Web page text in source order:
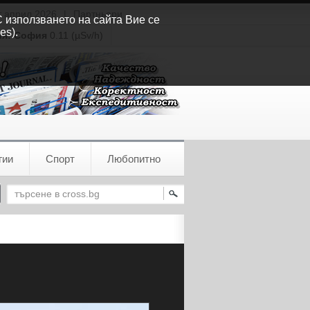
2026
Партньори
София 0.11 (µSv/h)
Спорт Любопитно
на сайта Вие се